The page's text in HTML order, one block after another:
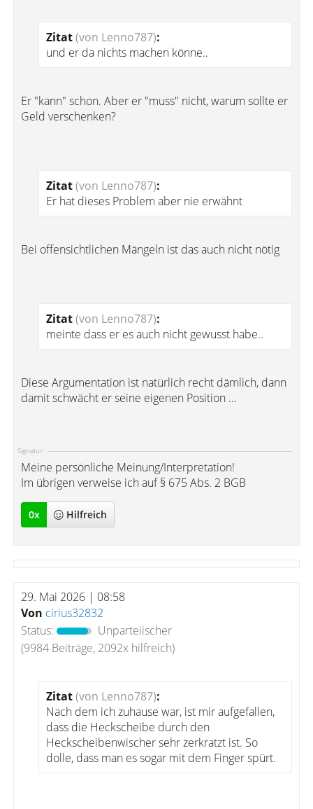
Zitat(von Lenno787):
und er da nichts machen könne..
Er "kann" schon. Aber er "muss" nicht, warum sollte er
Geld verschenken?
Zitat(von Lenno787):
Er hat dieses Problem aber nie erwähnt
Bei offensichtlichen Mängeln ist das auch nicht nötig
Zitat(von Lenno787):
meinte dass er es auch nicht gewusst habe..
Diese Argumentation ist natürlich recht dämlich, dann
damit schwächt er seine eigenen Position ...
Signatur:
Meine persönliche Meinung/Interpretation!
Im übrigen verweise ich auf § 675 Abs. 2 BGB
0x Hilfreich
29. Mai 2026 | 08:58
Von cirius32832
Status:
Unparteiischer
(9984 Beiträge, 2092x hilfreich)
Zitat(von Lenno787):
Nach dem ich zuhause war, ist mir aufgefallen,
dass die Heckscheibe durch den
Heckscheibenwischer sehr zerkratzt ist. So
dolle, dass man es sogar mit dem Finger spürt.